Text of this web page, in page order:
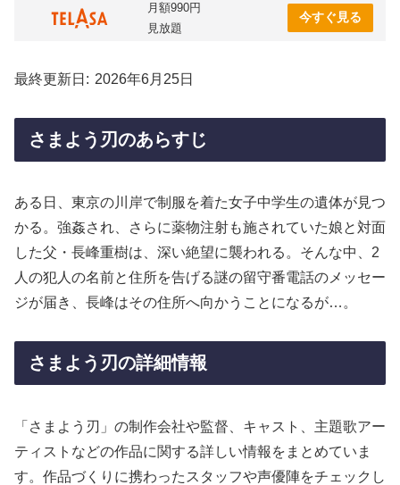
月額990円
見放題
今すぐ見る
最終更新日 2026年6月25日
さまよう刃のあらすじ
ある日、東京の川岸で制服を着た女子中学生の遺体が見つ
かる。強姦され、さらに薬物注射も施されていた娘と対面
した父・長峰重樹は、深い絶望に襲われる。そんな中、2
人の犯人の名前と住所を告げる謎の留守番電話のメッセー
ジが届き、長峰はその住所へ向かうことになるが…。
さまよう刃の詳細情報
「さまよう刃」の制作会社や監督、キャスト、主題歌アー
ティストなどの作品に関する詳しい情報をまとめていま
す。作品づくりに携わったスタッフや声優陣をチェックし